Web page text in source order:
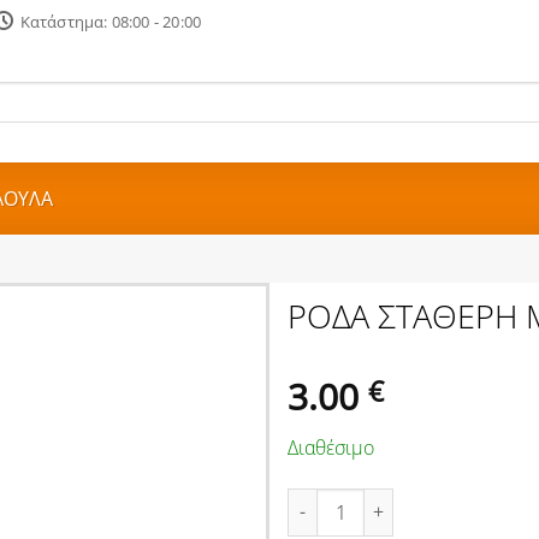
Κατάστημα: 08:00 - 20:00
ΡΟΔΑ ΣΤΑΘΕΡΗ
3.00 €
Διαθέσιμο
ΡΟΔΑ ΣΤΑΘΕΡΗ ΜΑΥΡΗ